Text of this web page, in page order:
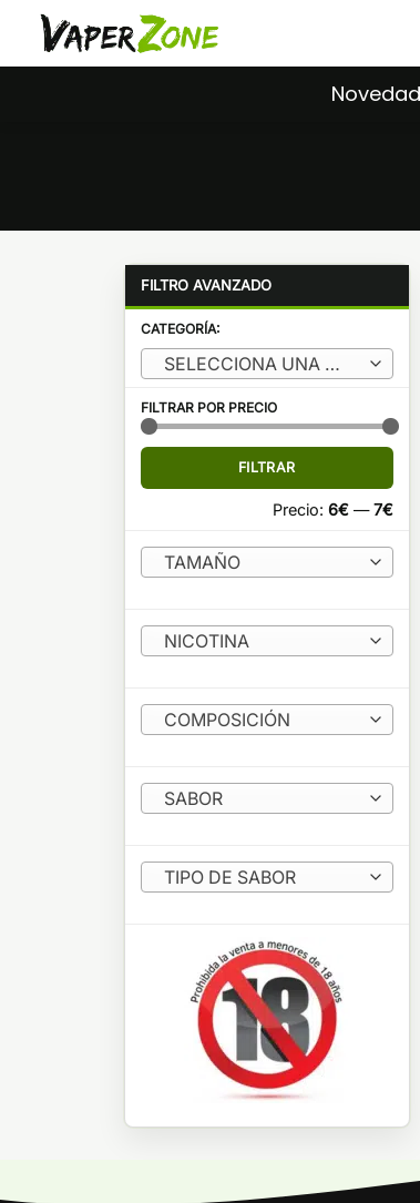
Saltar
contenido
CATEGORÍA:
SELECCIONA UNA CATEGORÍA
FILTRAR POR PRECIO
Precio
Precio
FILTRAR
Precio: 6€—7€
TAMAÑO
NICOTINA
COMPOSICIÓN
SABOR
TIPO DE SABOR